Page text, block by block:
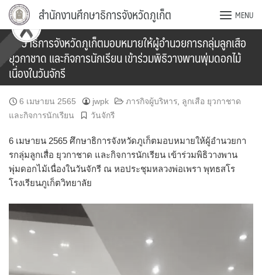
Skip
content
สำนักงานศึกษาธิการจังหวัดภูเก็ต MENU
ศึกษาธิการจังหวัดภูเก็ตมอบหมายให้ผู้อำนวยการกลุ่มลูกเสือ
ยุวกาชาด และกิจการนักเรียน เข้าร่วมพิธิวางพานพุ่มดอกไม้
เนื่องในวันจักรี
6 เมษายน 2565 jwpk ภารกิจผู้บริหาร ลูกเสือ ยุวกาชาด
และกิจการนักเรียน
วันจักรี
6 เมษายน 2565 ศึกษาธิการจังหวัดภูเก็ตมอบหมายให้ผู้อำนวยกา
รกลุ่มลูกเสื่อ ยุวกาชาด และกิจการนักเรียน เข้าร่วมพิธิวางพาน
พุ่มดอกไม้เนื่องในวันจักรี ณ หอประชุมหลวงพ่อเพรา พุทธสโร
โรงเรียนภูเก็ตวิทยาลัย